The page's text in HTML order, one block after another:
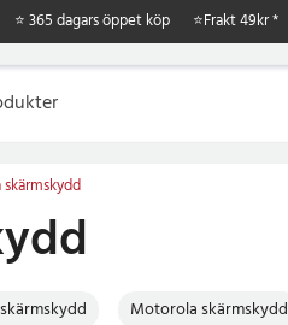
⭐ 365 dagars öppet köp ⭐Frakt 49kr *
Motorola skärmskydd